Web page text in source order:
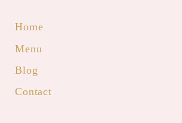
Home
Menu
Blog
Contact